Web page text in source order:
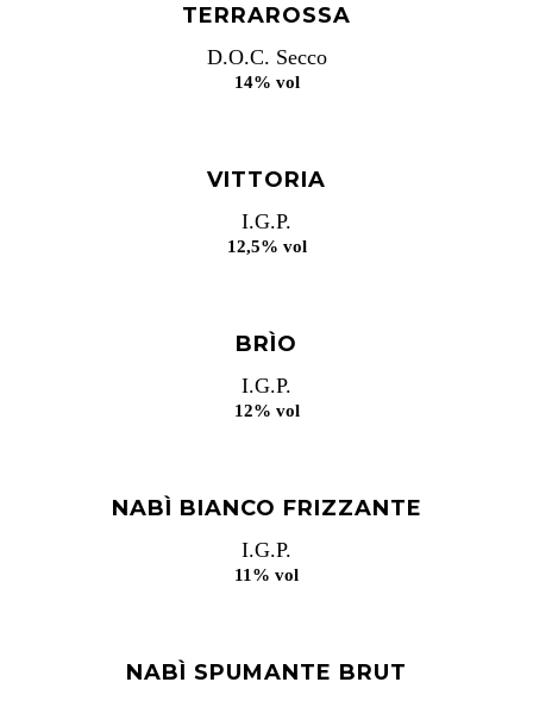
TERRAROSSA
D.O.C. Secco
14% vol
VITTORIA
I.G.P.
12,5% vol
BRÌO
I.G.P.
12% vol
NABÌ BIANCO FRIZZANTE
I.G.P.
11% vol
NABÌ SPUMANTE BRUT